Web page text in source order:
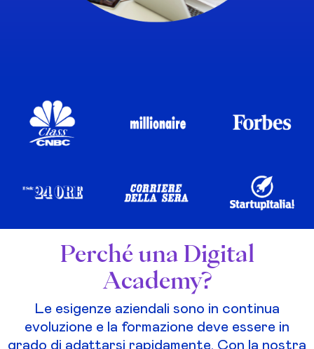
Perché una Digital
Academy?
Le esigenze aziendali sono in continua
evoluzione e la formazione deve essere in
grado di adattarsi rapidamente. Con la nostra